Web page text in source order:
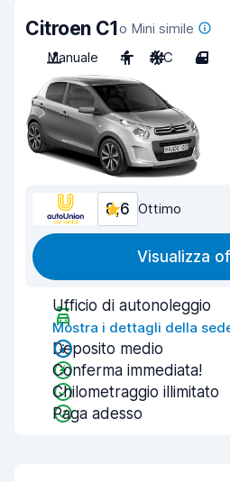
Citroen C1o Mini simile
Manuale
4 A/C 4
8,6 Ottimo
Visualizza
Ufficio di autonoleggio
Mostra i dettagli della
Deposito medio
Conferma immediata!
Chilometraggio illimitato
Paga adesso